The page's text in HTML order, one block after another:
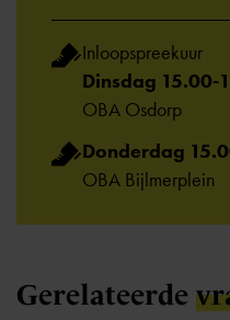
Inloopspreekuur
Dinsdag 15.00-
OBA Osdorp
Donderdag
OBA Bijlmerplein
Gerelateerde